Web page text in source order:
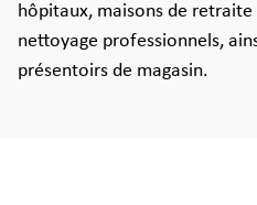
hôpitaux, maisons de
nettoyage professionnels,
présentoirs de magasin.